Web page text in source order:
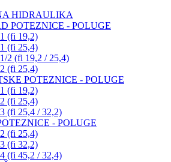
HIDRAULIKA
POTEZNICE - POLUGE
(fi 19,2)
(fi 25,4)
2 (fi 19,2 / 25,4)
(fi 25,4)
POTEZNICE - POLUGE
(fi 19,2)
(fi 25,4)
(fi 25,4 / 32,2)
- POLUGE
(fi 25,4)
(fi 32,2)
(fi 45,2 / 32,4)